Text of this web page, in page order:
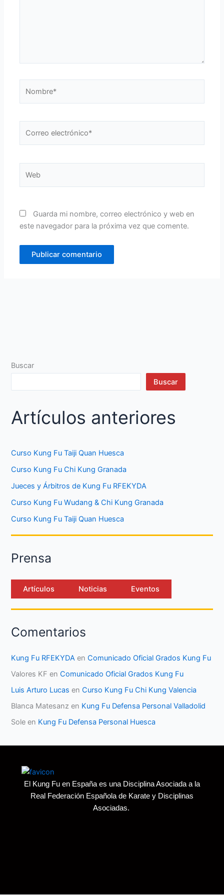
Guarda mi nombre, correo electrónico y web en
este navegador para la próxima vez que comente.
Buscar
Buscar
Artículos anteriores
Curso Kung Fu Taiji Quan Huesca
Curso Kung Fu Chi Kung Granada
Jueces y Árbitros de Kung Fu RFEKYDA
Curso Kung Fu Wudang & Chi Kung Granada
Curso Kung Fu Taiji Quan Huesca
Prensa
Artículos Noticias Eventos
Comentarios
Kung Fu RFEKYDA enComunicado Oficial Grados Kung Fu
Valores KF enComunicado Oficial Grados Kung Fu
Luis Arturo Lucas enCurso Kung Fu Chi Kung Valencia
Blanca Matesanz en Kung Fu Defensa Personal Valladolid
Sole en Kung Fu Defensa Personal Huesca
El Kung Fu en España es una Disciplina Asociada a la
Real Federación Española de Karate y Disciplinas
Asociadas.